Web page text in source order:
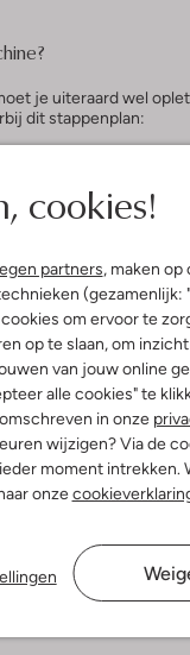
cookies!
partners, maken
(gezamenlijk:
om ervoor te
op te slaan, om
van jouw online
alle cookies" te
in onze
wijzigen? Via de
moment intrekken.
onze
je uiteraard wel
dit stappenplan:
zoals de veters, van
doet.
te wassen. Was ze
voor fijne was.
met wasmiddel,
kan je schoenen
gewoon ergens neer.
voor het krimpen
rubber aan de zool